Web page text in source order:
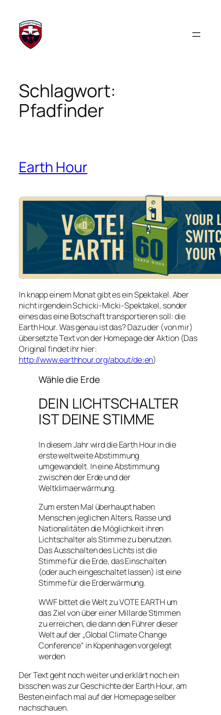
Inhalt
springen
Schlagwort:
Pfadfinder
Earth Hour
In knapp einem Monat gibt es ein Spektakel. Aber
nicht irgendein Schicki-Micki-Spektakel, sonder
eines das eine Botschaft transportieren soll: die
Earth Hour. Was genau ist das? Dazu der (von mir)
übersetzte Text von der Homepage der Aktion (Das
Original findet ihr hier:
http://www.earthhour.org/about/de:en)
Wähle die Erde
DEIN LICHTSCHALTER
IST DEINE STIMME
In diesem Jahr wird die Earth Hour in die
erste weltweite Abstimmung
umgewandelt. In eine Abstimmung
zwischen der Erde und der
Weltklimaerwärmung.
Zum ersten Mal überhaupt haben
Menschen jeglichen Alters, Rasse und
Nationalitäten die Möglichkeit ihren
Lichtschalter als Stimme zu benutzen.
Das Ausschalten des Lichts ist die
Stimme für die Erde, das Einschalten
(oder auch eingeschaltet lassen) ist eine
Stimme für die Erderwärmung.
WWF bittet die Welt zu VOTE EARTH um
das Ziel von über einer Millarde Stimmen
zu erreichen, die dann den Führer dieser
Welt auf der „Global Climate Change
Conference“ in Kopenhagen vorgelegt
werden
Der Text geht noch weiter und erklärt noch ein
bisschen was zur Geschichte der Earth Hour, am
Besten einfach mal auf der Homepage selber
nachschauen.